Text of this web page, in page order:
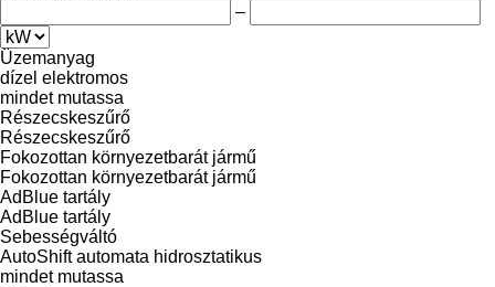
–
Üzemanyag
dízel elektromos
mindet mutassa
Részecskeszűrő
Részecskeszűrő
Fokozottan környezetbarát jármű
Fokozottan környezetbarát jármű
AdBlue tartály
AdBlue tartály
Sebességváltó
AutoShift automata hidrosztatikus
mindet mutassa